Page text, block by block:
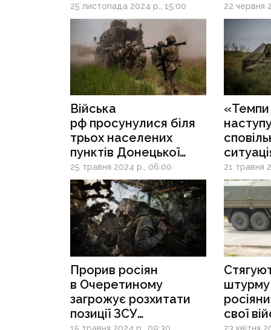
25 листопада 2024 р., 15:00 22 червня
Війська
рф просунулися біля
трьох населених
пунктів Донецької
області, — DeepState
25 травня 2024 р., 06:00
«Темпи
фронті
21 травня
Прорив росіян
в Очеретиному
загрожує розхитати
позиції ЗСУ
15 травня 2024 р., 09:30
штурму
свої
23 квітня